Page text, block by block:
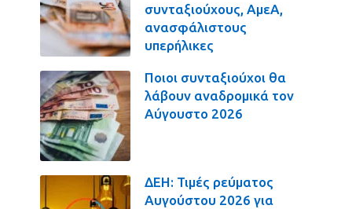
συνταξιούχους, ΑμεΑ,
ανασφάλιστους
υπερήλικες
Ποιοι συνταξιούχοι θα
λάβουν αναδρομικά τον
Αύγουστο 2026
ΔΕΗ: Τιμές ρεύματος
Αυγούστου 2026 για